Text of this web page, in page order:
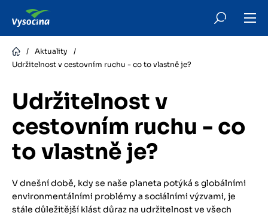
content/ Aktuality
/
Udržitelnost v cestovním ruchu - co to vlastně je?
Udržitelnost v
cestovním ruchu - co
to vlastně je?
V dnešní době, kdy se naše planeta potýká s globálními
environmentálními problémy a sociálními výzvami, je
stále důležitější klást důraz na udržitelnost ve všech